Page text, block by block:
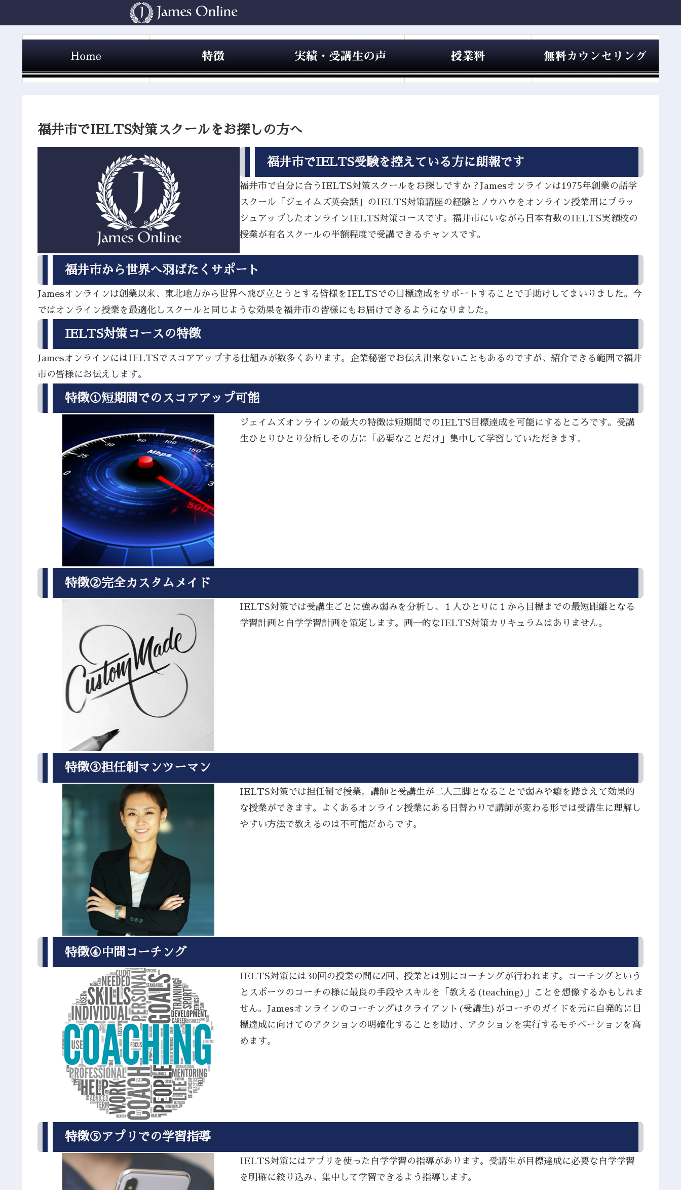
福井市でIELTS対策スクールをお探しの方へ
福井市でIELTS受験を控えている方に朗報です
福井市で自分に合うIELTS対策スクールをお探しですか？Jamesオンラインは1975年創業の語学
スクール「ジェイムズ英会話」のIELTS対策講座の経験とノウハウをオンライン授業用にブラッ
シュアップしたオンラインIELTS対策コースです。福井市にいながら日本有数のIELTS実績校の
授業が有名スクールの半額程度で受講できるチャンスです。
福井市から世界へ羽ばたくサポート
Jamesオンラインは創業以来、東北地方から世界へ飛び立とうとする皆様をIELTSでの目標達成をサポートすることで手助けしてまいりました。今
ではオンライン授業を最適化しスクールと同じような効果を福井市の皆様にもお届けできるようになりました。
IELTS対策コースの特徴
JamesオンラインにはIELTSでスコアアップする仕組みが数多くあります。企業秘密でお伝え出来ないこともあるのですが、紹介できる範囲で福井
市の皆様にお伝えします。
特徴①短期間でのスコアアップ可能
ジェイムズオンラインの最大の特徴は短期間でのIELTS目標達成を可能にするところです。受講
生ひとりひとり分析しその方に「必要なことだけ」集中して学習していただきます。
特徴②完全カスタムメイド
IELTS対策では受講生ごとに強み弱みを分析し、１人ひとりに１から目標までの最短距離となる
学習計画と自学学習計画を策定します。画一的なIELTS対策カリキュラムはありません。
特徴③担任制マンツーマン
IELTS対策では担任制で授業。講師と受講生が二人三脚となることで弱みや癖を踏まえて効果的
な授業ができます。よくあるオンライン授業にある日替わりで講師が変わる形では受講生に理解し
やすい方法で教えるのは不可能だからです。
特徴④中間コーチング
IELTS対策には30回の授業の間に2回、授業とは別にコーチングが行われます。コーチングという
とスポーツのコーチの様に最良の手段やスキルを「教える(teaching)」ことを想像するかもしれま
せん。Jamesオンラインのコーチングはクライアント(受講生)がコーチのガイドを元に自発的に目
標達成に向けてのアクションの明確化することを助け、アクションを実行するモチベーションを高
めます。
特徴⑤アプリでの学習指導
IELTS対策にはアプリを使った自学学習の指導があります。受講生が目標達成に必要な自学学習
を明確に絞り込み、集中して学習できるよう指導します。